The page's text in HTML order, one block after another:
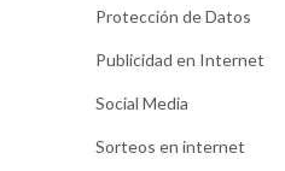
Protección de Datos
Publicidad en Internet
Social Media
Sorteos en internet